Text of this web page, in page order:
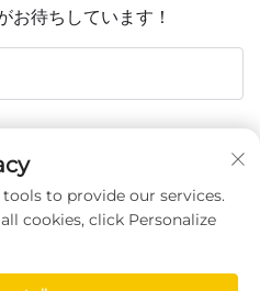
お待ちしています！
to provide our services.
cookies, click Personalize